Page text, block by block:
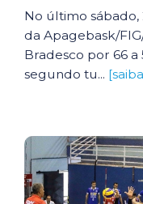
No último sábado,
da Apagebask/
Bradesco por 66
segundo tu...